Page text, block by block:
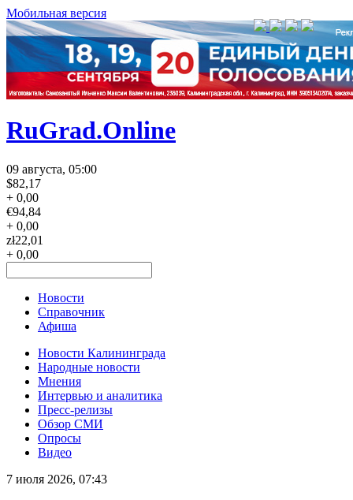
Мобильная версия
RuGrad.Online
09 августа, 05:00
$82,17
+ 0,00
€94,84
+ 0,00
zł22,01
+ 0,00
Новости
Справочник
Афиша
Новости Калининграда
Народные новости
Мнения
Интервью и аналитика
Пресс-релизы
Обзор СМИ
Опросы
Видео
7 июля 2026, 07:43